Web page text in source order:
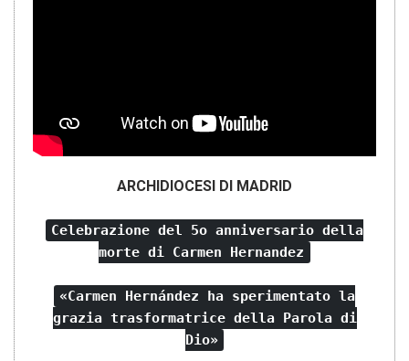
ARCHIDIOCESI DI MADRID
Celebrazione del 5o anniversario della
morte di Carmen Hernandez
«Carmen Hernández ha sperimentato la
grazia trasformatrice della Parola di
Dio»